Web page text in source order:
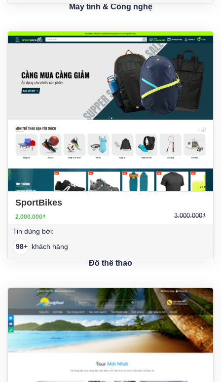
Máy tính & Công nghệ
SportBikes
2.000.000₫ 3.000.000₫
Tin dùng bởi:
98+ khách hàng
Đồ thể thao